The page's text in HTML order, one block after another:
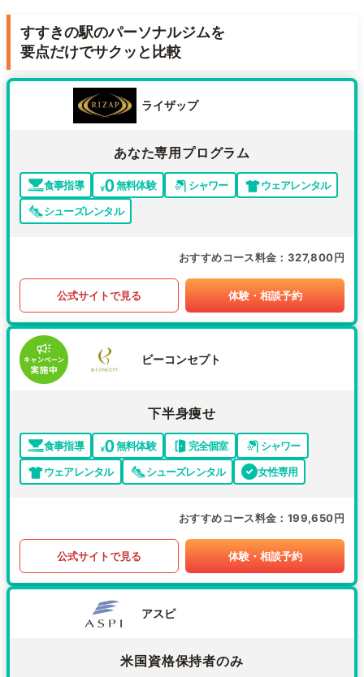
すすきの駅のパーソナルジムを
要点だけでサクッと比較
ライザップ
あなた専用プログラム
食事指導 無料体験 シャワー
ウェアレンタル
シューズレンタル
おすすめコース料金 327,800円
公式サイトで見る 体験・相談予約
ビーコンセプト
下半身痩せ
食事指導 無料体験 完全個室
シャワー
ウェアレンタル
シューズレンタル 女性専用
おすすめコース料金 199,650円
公式サイトで見る 体験・相談予約
アスピ
米国資格保持者のみ